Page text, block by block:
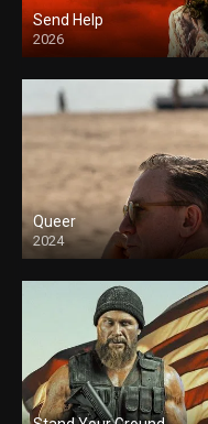
Send Help
2026
Queer
2024